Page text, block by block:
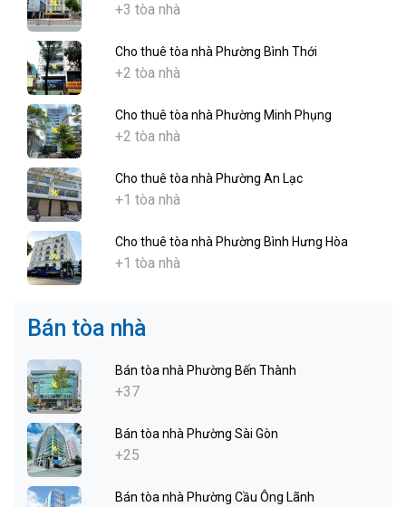
+3 tòa nhà
Cho thuê tòa nhà Phường Bình Thới
+2 tòa nhà
Cho thuê tòa nhà Phường Minh Phụng
+2 tòa nhà
Cho thuê tòa nhà Phường An Lạc
+1 tòa nhà
Cho thuê tòa nhà Phường Bình Hưng Hòa
+1 tòa nhà
Bán tòa nhà
Bán tòa nhà Phường Bến Thành
+37
Bán tòa nhà Phường Sài Gòn
+25
Bán tòa nhà Phường Cầu Ông Lãnh